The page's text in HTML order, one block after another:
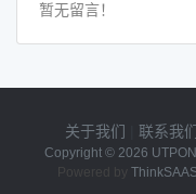
暂无留言！
关于我们 联系我们
Copyright © 2026
Powered by